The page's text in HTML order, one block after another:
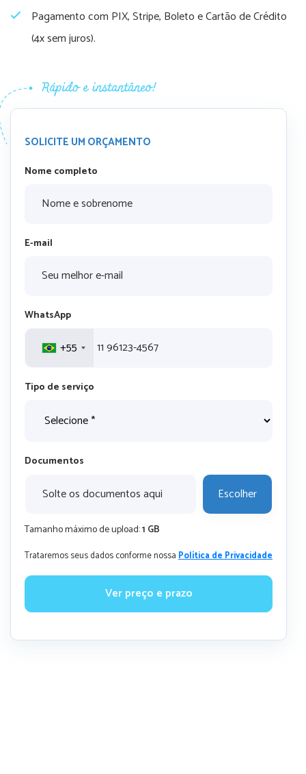
Pagamento com PIX, Stripe, Boleto e Cartão de Crédito
(4x sem juros).
SOLICITE UM ORÇAMENTO
Nome completo
E-mail
WhatsApp
+55
Tipo de serviço
Documentos
Solte os documentos aqui Escolher
Tamanho máximo de upload:1 GB
Trataremos seus dados conforme nossaPolítica de Privacidade
Ver preço e prazo